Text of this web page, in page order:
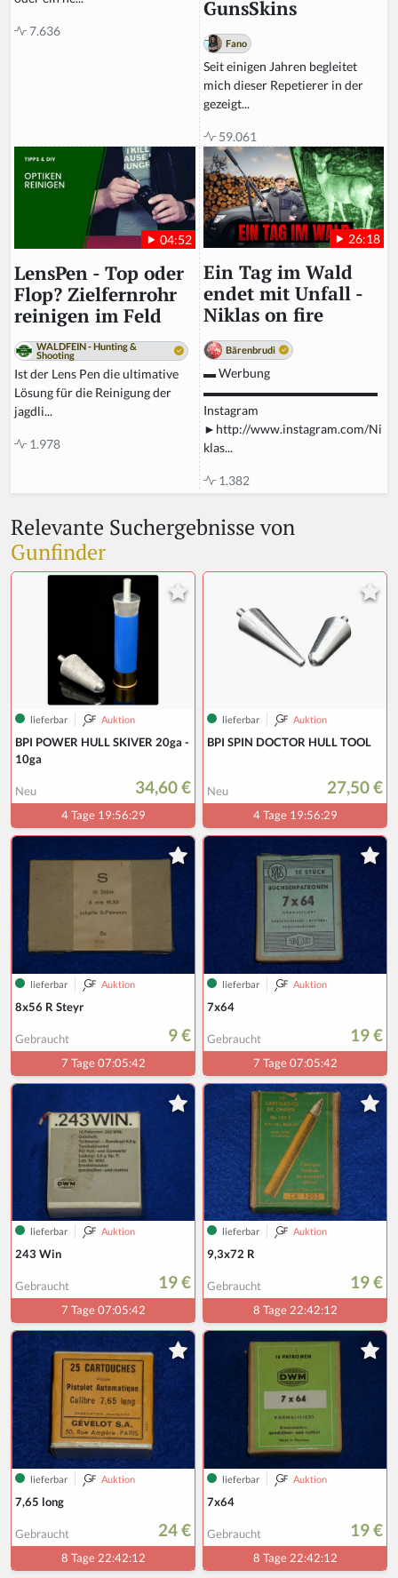
7.636
GunsSkins
Fano
Seit einigen Jahren begleitet
mich dieser Repetierer in der
gezeigt...
59.061
04:52
LensPen - Top oder
Flop? Zielfernrohr
reinigen im Feld
WALDFEIN - Hunting &
Shooting
Ist der Lens Pen die ultimative
Lösung für die Reinigung der
jagdli...
1.978
26:18
Ein Tag im Wald
endet mit Unfall -
Niklas on fire
Bärenbrudi
▬ Werbung
▬▬▬▬▬▬▬▬▬▬▬▬▬▬
Instagram
►http://www.instagram.com/Ni
klas...
1.382
Relevante Suchergebnisse von
Gunfinder